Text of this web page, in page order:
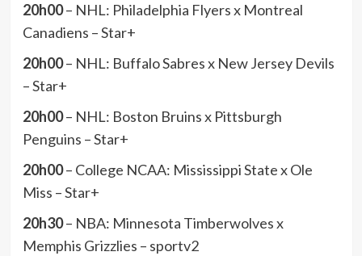
20h00– NHL: Philadelphia Flyers x Montreal
Canadiens – Star+
20h00– NHL: Buffalo Sabres x New Jersey Devils
– Star+
20h00– NHL: Boston Bruins x Pittsburgh
Penguins – Star+
20h00– College NCAA: Mississippi State x Ole
Miss – Star+
20h30– NBA: Minnesota Timberwolves x
Memphis Grizzlies – sportv2